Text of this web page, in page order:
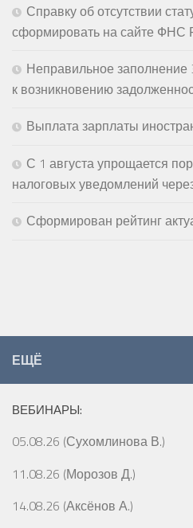
Справку об отсутствии
сформировать на сайте ФНС
Неправильное
к возникновению
Выплата зарплаты
С 1 августа упрощается
налоговых уведомлений
Сформирован рейтинг
ЕЩЁ
ВЕБИНАРЫ:
05.08.26 (Сухомлинова В.)
11.08.26 (Морозов Д.)
14.08.26 (Аксёнов А.)